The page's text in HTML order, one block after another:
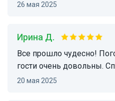
26 мая 2025
Ирина Д.
Все прошло чудесно! Погода и яхта шикарные,
гости очень довольны.
20 мая 2025